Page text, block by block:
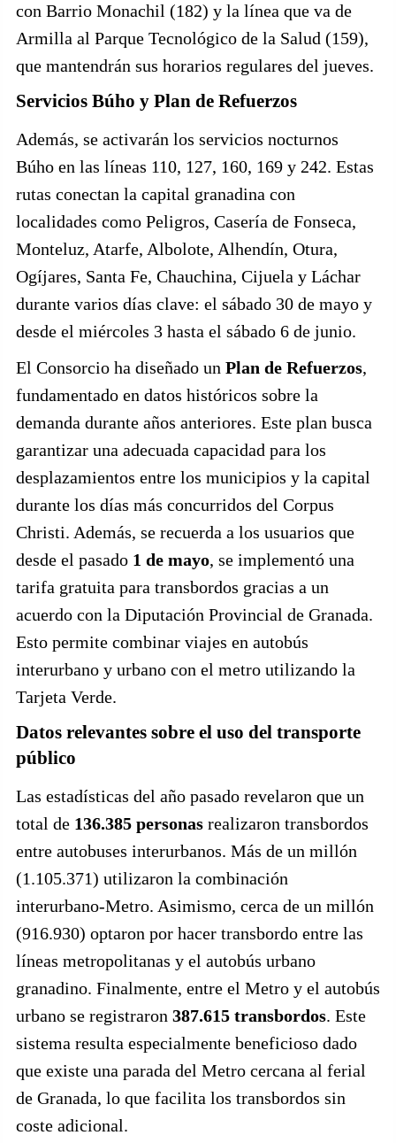
con Barrio Monachil (182) y la línea que va de
Armilla al Parque Tecnológico de la Salud (159),
que mantendrán sus horarios regulares del jueves.
Servicios Búho y Plan de Refuerzos
Además, se activarán los servicios nocturnos
Búho en las líneas 110, 127, 160, 169 y 242. Estas
rutas conectan la capital granadina con
localidades como Peligros, Casería de Fonseca,
Monteluz, Atarfe, Albolote, Alhendín, Otura,
Ogíjares, Santa Fe, Chauchina, Cijuela y Láchar
durante varios días clave: el sábado 30 de mayo y
desde el miércoles 3 hasta el sábado 6 de junio.
El Consorcio ha diseñado un Plan de Refuerzos,
fundamentado en datos históricos sobre la
demanda durante años anteriores. Este plan busca
garantizar una adecuada capacidad para los
desplazamientos entre los municipios y la capital
durante los días más concurridos del Corpus
Christi. Además, se recuerda a los usuarios que
desde el pasado 1 de mayo, se implementó una
tarifa gratuita para transbordos gracias a un
acuerdo con la Diputación Provincial de Granada.
Esto permite combinar viajes en autobús
interurbano y urbano con el metro utilizando la
Tarjeta Verde.
Datos relevantes sobre el uso del transporte
público
Las estadísticas del año pasado revelaron que un
total de 136.385 personas realizaron transbordos
entre autobuses interurbanos. Más de un millón
(1.105.371) utilizaron la combinación
interurbano-Metro. Asimismo, cerca de un millón
(916.930) optaron por hacer transbordo entre las
líneas metropolitanas y el autobús urbano
granadino. Finalmente, entre el Metro y el autobús
urbano se registraron 387.615 transbordos. Este
sistema resulta especialmente beneficioso dado
que existe una parada del Metro cercana al ferial
de Granada, lo que facilita los transbordos sin
coste adicional.